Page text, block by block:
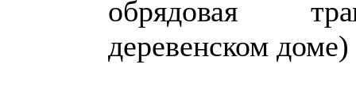
обрядовая
деревенском доме)